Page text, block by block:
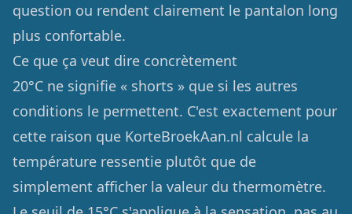
question ou rendent clairement le pantalon long
plus confortable.
Ce que ça veut dire concrètement
20°C ne signifie « shorts » que si les autres
conditions le permettent. C'est exactement pour
cette raison que KorteBroekAan.nl calcule la
température ressentie plutôt que de
simplement afficher la valeur du thermomètre.